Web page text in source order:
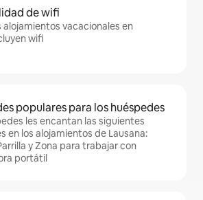
de wifi
alojamientos vacacionales en
wifi
populares para los huéspedes
les encantan las siguientes
en los alojamientos de Lausana:
y Zona para trabajar con
portátil